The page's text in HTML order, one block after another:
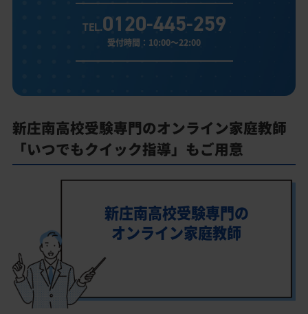
TEL.0120-445-259
受付時間：10:00～22:00
新庄南高校受験専門のオンライン家庭教師
「いつでもクイック指導」もご用意
新庄南高校受験専門の
オンライン家庭教師